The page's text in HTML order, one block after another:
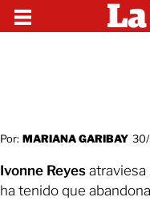
Por: MARIANA GARIBAY
Ivonne Reyes atraviesa
ha tenido que